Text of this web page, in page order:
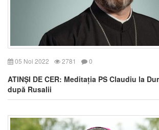
05 Noi 2022 2781 0
ATINȘI DE CER: Meditația PS Claudiu la
după Rusalii